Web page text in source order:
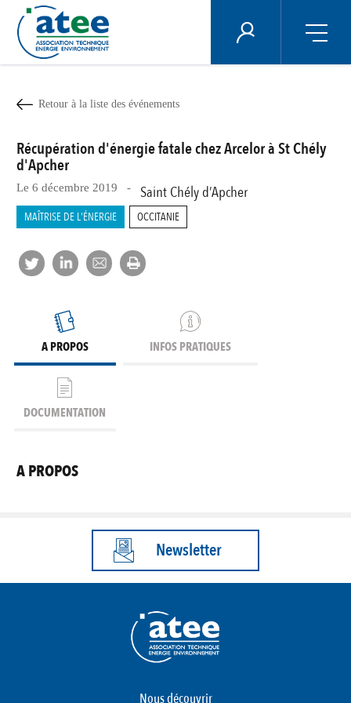
contenu
principal
ÉNERGIE PLUS
Retour à la liste des événements
Récupération d'énergie fatale chez Arcelor à St Chély
d'Apcher
Le 6 décembre 2019 - Saint Chély d’Apcher
MAÎTRISE DE L'ÉNERGIE OCCITANIE
A PROPOS INFOS PRATIQUES
DOCUMENTATION
A PROPOS
Newsletter
Nous découvrir
Panneau de gestion des cookies